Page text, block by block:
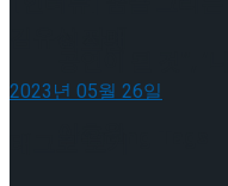
2023년 05월 26일